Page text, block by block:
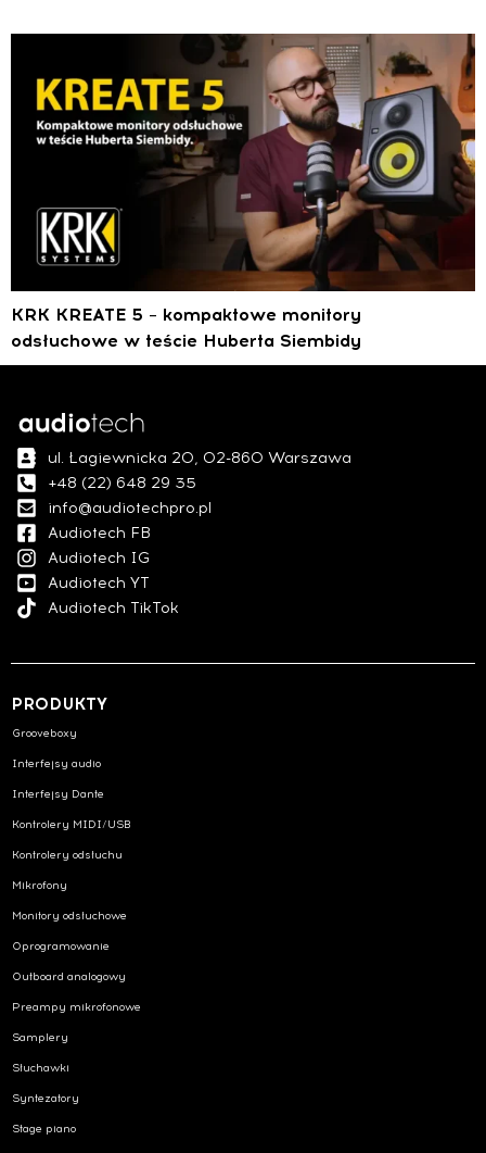
KRK KREATE 5 – kompaktowe monitory
odsłuchowe w teście Huberta Siembidy
ul. Łagiewnicka 20, 02-860 Warszawa
+48 (22) 648 29 35
info@audiotechpro.pl
Audiotech FB
Audiotech IG
Audiotech YT
Audiotech TikTok
PRODUKTY
Grooveboxy
Interfejsy audio
Interfejsy Dante
Kontrolery MIDI/USB
Kontrolery odsłuchu
Mikrofony
Monitory odsłuchowe
Oprogramowanie
Outboard analogowy
Preampy mikrofonowe
Samplery
Słuchawki
Syntezatory
Stage piano